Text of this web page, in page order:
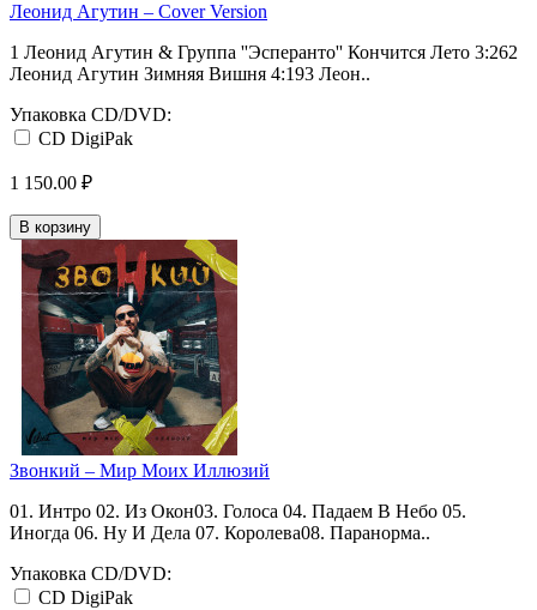
Леонид Агутин ‎– Cover Version
1 Леонид Агутин & Группа ''Эсперанто'' Кончится Лето 3:262
Леонид Агутин Зимняя Вишня 4:193 Леон..
Упаковка CD/DVD:
CD DigiPak
1 150.00 ₽
В корзину
Звонкий ‎– Мир Моих Иллюзий
01. Интро 02. Из Окон03. Голоса 04. Падаем В Небо 05.
Иногда 06. Ну И Дела 07. Королева08. Паранорма..
Упаковка CD/DVD:
CD DigiPak